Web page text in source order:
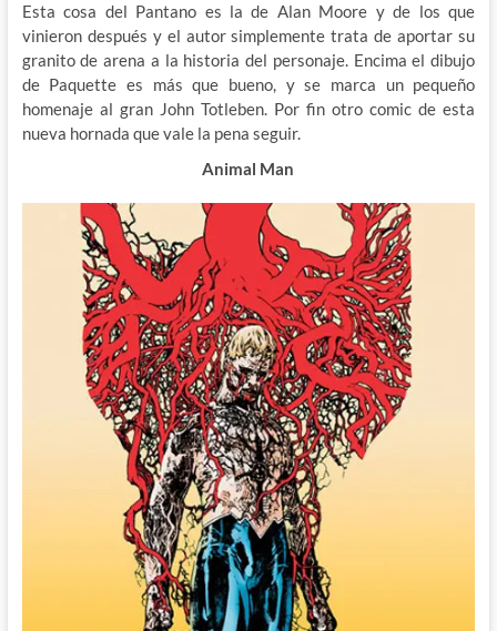
Esta cosa del Pantano es la de Alan Moore y de los que
vinieron después y el autor simplemente trata de aportar su
granito de arena a la historia del personaje. Encima el dibujo
de Paquette es más que bueno, y se marca un pequeño
homenaje al gran John Totleben. Por fin otro comic de esta
nueva hornada que vale la pena seguir.
Animal Man